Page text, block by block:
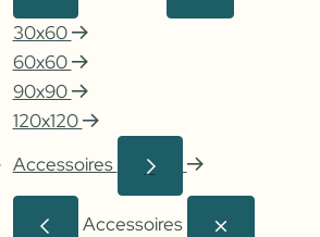
30x60
60x60
90x90
120x120
Accessoires
Accessoires